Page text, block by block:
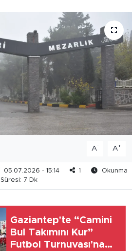
A- A+
05.07.2026 - 15:14 1
Okunma
Süresi: 7 Dk
Gaziantep'te “Camini
Bul Takımını Kur”
Futbol Turnuvası'na